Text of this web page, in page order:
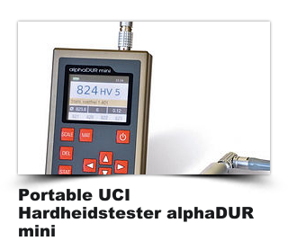
Portable UCI
Hardheidstester alphaDUR
mini